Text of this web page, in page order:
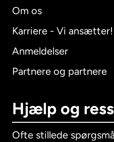
Om os
Karriere - Vi ansætter!
Anmeldelser
Partnere og partnere
Hjælp og
Ofte stillede